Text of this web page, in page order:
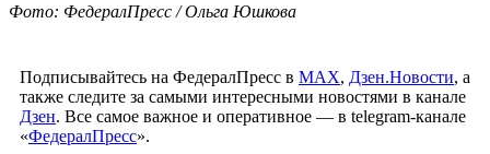
Фото: ФедералПресс / Ольга Юшкова
Подписывайтесь на ФедералПресс в МАХ, Дзен.Новости, а
также следите за самыми интересными новостями в канале
Дзен. Все самое важное и оперативное — в telegram-канале
«ФедералПресс».